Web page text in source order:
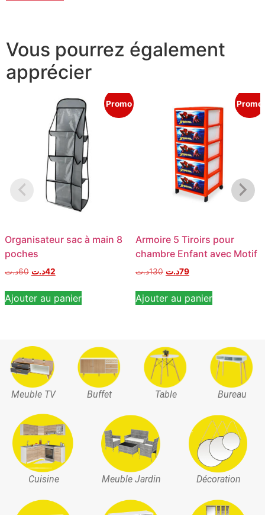
Vous pourrez également
apprécier
Promo
Organisateur sac à main 8
poches
60د.ت 42د.ت
Ajouter au panier
Promo
Armoire 5 Tiroirs pour
chambre Enfant avec Motif
130د.ت 79د.ت
Ajouter au panier
Meuble TV Buffet Table Bureau
Cuisine Meuble Jardin Décoration